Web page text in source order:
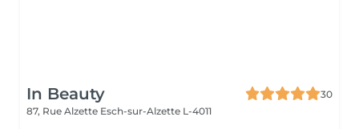
In Beauty
30
87, Rue Alzette Esch-sur-Alzette L-4011